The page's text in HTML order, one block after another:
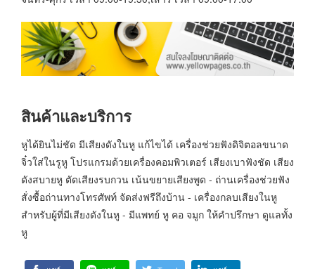
สินค้าและบริการ
หูได้ยินไม่ชัด มีเสียงดังในหู แก้ไขได้ เครื่องช่วยฟังดิจิตอลขนาด
จิ๋วใส่ในรูหู โปรแกรมด้วยเครื่องคอมพิวเตอร์ เสียงเบาฟังชัด เสียง
ดังสบายหู ตัดเสียงรบกวน เน้นขยายเสียงพูด - ถ่านเครื่องช่วยฟัง
สั่งซื้อถ่านทางโทรศัพท์ จัดส่งฟรีถึงบ้าน - เครื่องกลบเสียงในหู
สำหรับผู้ที่มีเสียงดังในหู - มีแพทย์ หู คอ จมูก ให้คำปรึกษา ดูแลทั้ง
หู